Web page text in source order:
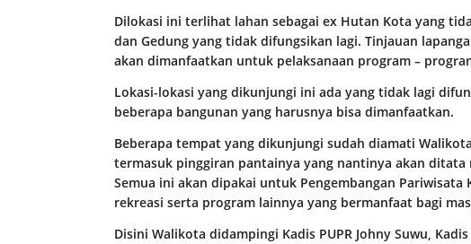
Dilokasi ini terlihat lahan sebagai ex Hutan Kota yang
dan Gedung yang tidak difungsikan lagi. Tinjauan
akan dimanfaatkan untuk pelaksanaan program –
Lokasi-lokasi yang dikunjungi ini ada yang tidak lagi
beberapa bangunan yang harusnya bisa dimanfaatkan.
Beberapa tempat yang dikunjungi sudah diamati
termasuk pinggiran pantainya yang nantinya akan ditata
Semua ini akan dipakai untuk Pengembangan
rekreasi serta program lainnya yang bermanfaat bagi
Disini Walikota didampingi Kadis PUPR Johny Suwu,